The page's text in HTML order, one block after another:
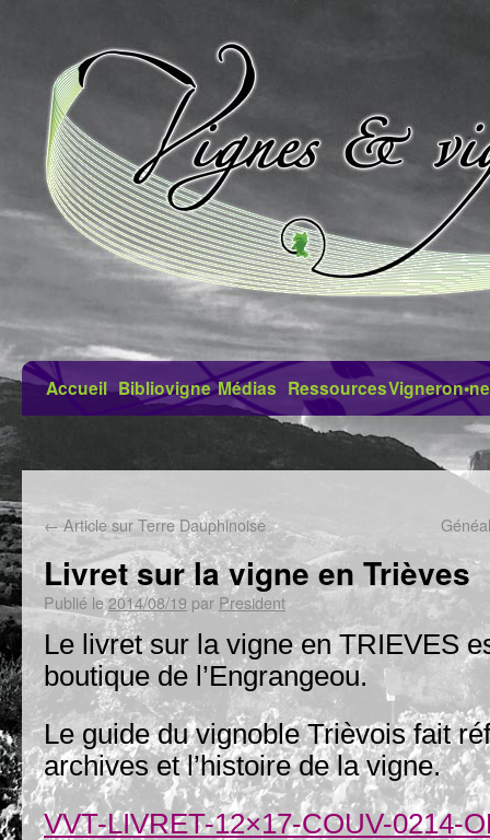
Accueil Bibliovigne Médias Ressources
←Article sur Terre Dauphinoise
Livret sur la vigne en Trièves
Publié le2014/08/19 par President
Le livret sur la vigne en TRIEVES
boutique de l’Engrangeou.
Le guide du vignoble Trièvois fait
archives et l’histoire de la vigne.
VVT-LIVRET-12×17-COUV-0214-